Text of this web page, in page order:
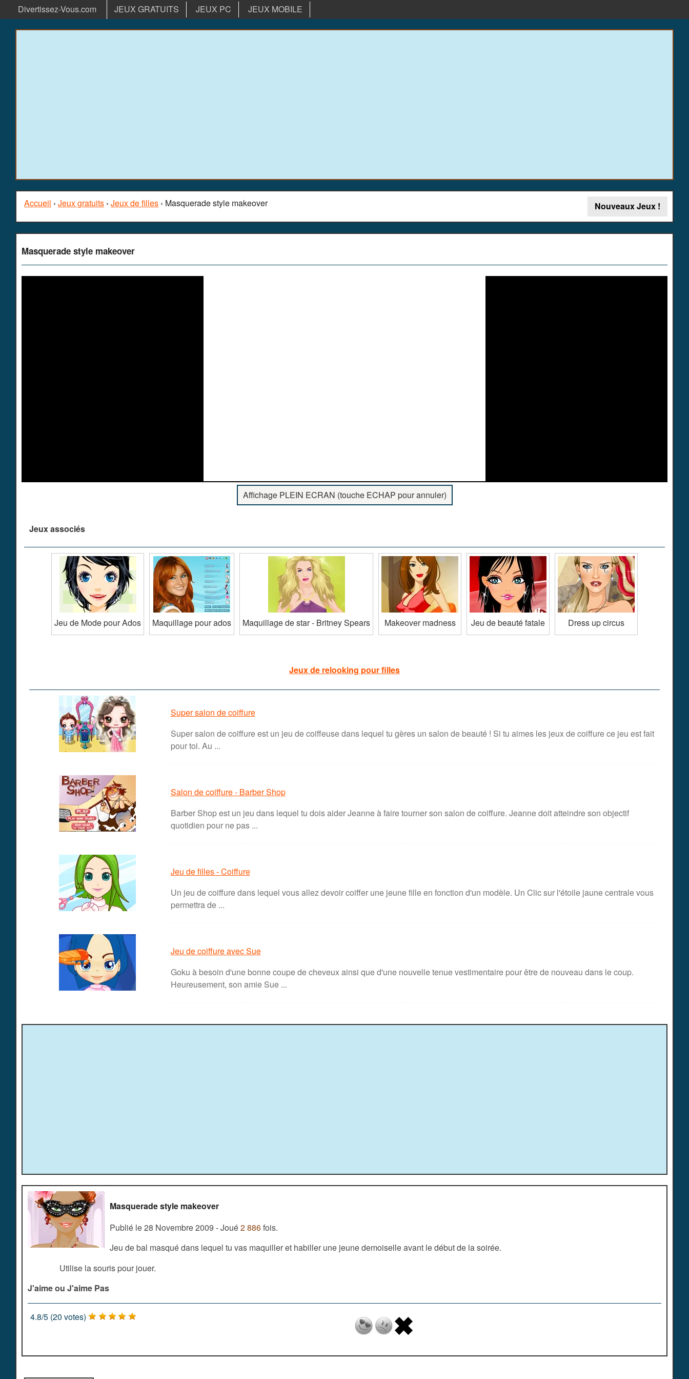
Divertissez-Vous.com JEUX GRATUITS JEUX PC JEUX MOBILE
Accueil › Jeux gratuits › Jeux de filles › Masquerade style makeover Nouveaux Jeux !
Masquerade style makeover
Affichage PLEIN ECRAN (touche ECHAP pour annuler)
Jeux associés
Jeu de Mode pour Ados Maquillage pour ados Maquillage de star - Britney Spears Makeover madness Jeu de beauté fatale Dress up circus
Jeux de relooking pour filles
Super salon de coiffure
Super salon de coiffure est un jeu de coiffeuse dans lequel tu gères un salon de beauté ! Si tu aimes les jeux de coiffure ce jeu est fait
pour toi. Au ...
Salon de coiffure - Barber Shop
Barber Shop est un jeu dans lequel tu dois aider Jeanne à faire tourner son salon de coiffure. Jeanne doit atteindre son objectif
quotidien pour ne pas ...
Jeu de filles - Coiffure
Un jeu de coiffure dans lequel vous allez devoir coiffer une jeune fille en fonction d'un modèle. Un Clic sur l'étoile jaune centrale vous
permettra de ...
Jeu de coiffure avec Sue
Goku à besoin d'une bonne coupe de cheveux ainsi que d'une nouvelle tenue vestimentaire pour être de nouveau dans le coup.
Heureusement, son amie Sue ...
Masquerade style makeover
Publié le 28 Novembre 2009 - Joué2 886fois.
Jeu de bal masqué dans lequel tu vas maquiller et habiller une jeune demoiselle avant le début de la soirée.
Utilise la souris pour jouer.
J'aime ou J'aime Pas
4.8/5 (20 votes)